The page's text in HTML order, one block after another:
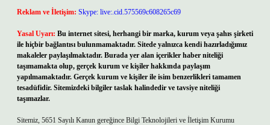
Reklam ve İletişim: Skype: live:.cid.575569c608265c69
Yasal Uyarı: Bu internet sitesi, herhangi bir marka, kurum veya şahıs şirketi
ile hiçbir bağlantısı bulunmamaktadır. Sitede yalnızca kendi hazırladığımız
makaleler paylaşılmaktadır. Burada yer alan içerikler haber niteliği
taşımamakta olup, gerçek kurum ve kişiler hakkında paylaşım
yapılmamaktadır. Gerçek kurum ve kişiler ile isim benzerlikleri tamamen
tesadüfidir. Sitemizdeki bilgiler taslak halindedir ve tavsiye niteliği
taşımazlar.
Sitemiz, 5651 Sayılı Kanun gereğince Bilgi Teknolojileri ve İletişim Kurumu